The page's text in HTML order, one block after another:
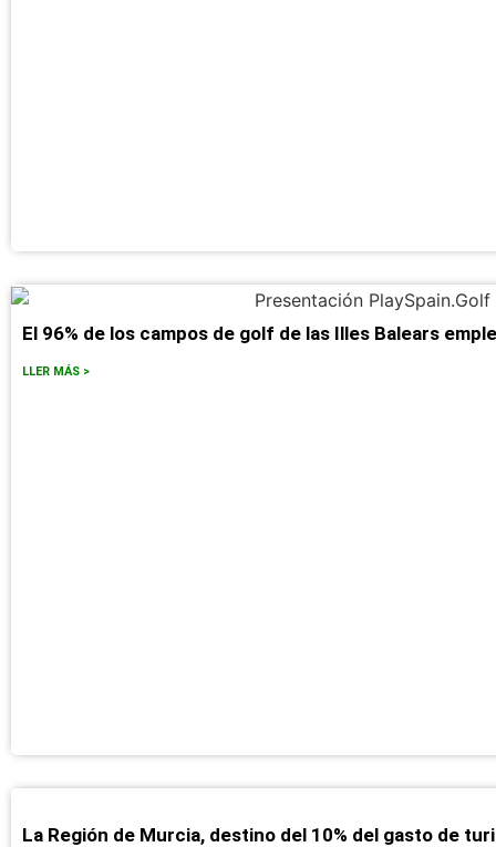
El 96% de los campos de golf de las Illes Balears
LLER MÁS >
La Región de Murcia, destino del 10% del gasto de